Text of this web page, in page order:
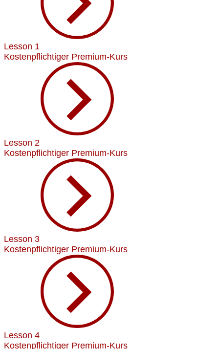
Lesson 1
Kostenpflichtiger Premium-Kurs
Lesson 2
Kostenpflichtiger Premium-Kurs
Lesson 3
Kostenpflichtiger Premium-Kurs
Lesson 4
Kostenpflichtiger Premium-Kurs